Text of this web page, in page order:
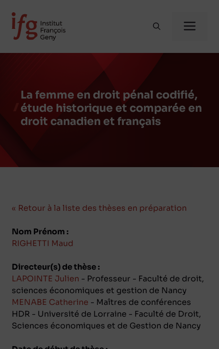
contenu
La femme en droit pénal codifié,
étude historique et comparée en
droit canadien et français
« Retour à la liste des thèses en préparation
Nom Prénom :
RIGHETTI Maud
Directeur(s) de thèse :
LAPOINTE Julien - Professeur - Faculté de droit,
sciences économiques et gestion de Nancy
MENABE Catherine - Maîtres de conférences
HDR - Université de Lorraine - Faculté de Droit,
Sciences économiques et de Gestion de Nancy